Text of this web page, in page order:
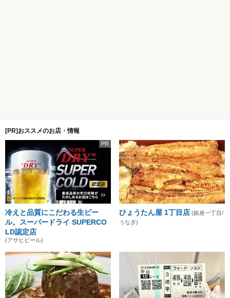
[PR]おススメのお店・情報
PR
冷えと品質にこだわる生ビー
ル。スーパードライ SUPERCO
LD認定店
(アサヒビール)
ひょうたん屋 1丁目店 (銀座一丁目/
うなぎ)